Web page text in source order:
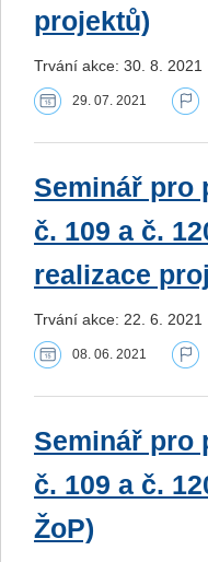
projektů)
Trvání akce: 30. 8. 2021
29. 07. 2021
Seminář pro
č. 109 a č.
realizace
Trvání akce: 22. 6. 2021
08. 06. 2021
Seminář pro
č. 109 a č.
ŽoP)